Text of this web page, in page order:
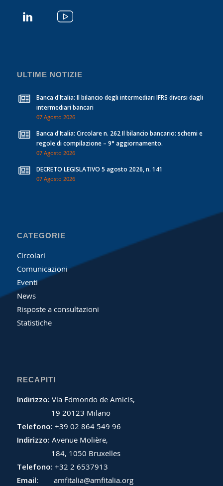
ULTIME NOTIZIE
Banca d'Italia: Il bilancio degli intermediari IFRS diversi dagli
intermediari bancari
07 Agosto 2026
Banca d'Italia: Circolare n. 262 Il bilancio bancario: schemi e
regole di compilazione – 9° aggiornamento.
07 Agosto 2026
DECRETO LEGISLATIVO 5 agosto 2026, n. 141
07 Agosto 2026
CATEGORIE
Circolari
Comunicazioni
Eventi
News
Risposte a consultazioni
Statistiche
RECAPITI
Indirizzo: Via Edmondo de Amicis,
19 20123 Milano
Telefono: +39 02 864 549 96
Indirizzo: Avenue Molière,
184, 1050 Bruxelles
Telefono: +32 2 6537913
Email:
amfitalia@amfitalia.org